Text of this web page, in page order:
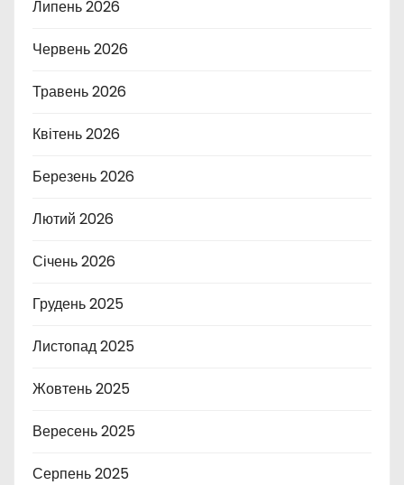
Липень 2026
Червень 2026
Травень 2026
Квітень 2026
Березень 2026
Лютий 2026
Січень 2026
Грудень 2025
Листопад 2025
Жовтень 2025
Вересень 2025
Серпень 2025